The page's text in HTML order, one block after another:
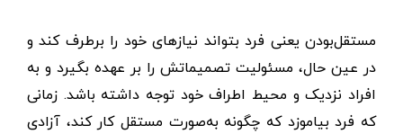
مستقل‌بودن یعنی فرد بتواند نیازهای خود را برطرف کند و
در عین حال، مسئولیت تصمیماتش را بر عهده بگیرد و به
افراد نزدیک و محیط اطراف خود توجه داشته باشد. زمانی
که فرد بیاموزد که چگونه به‌صورت مستقل کار کند، آزادی